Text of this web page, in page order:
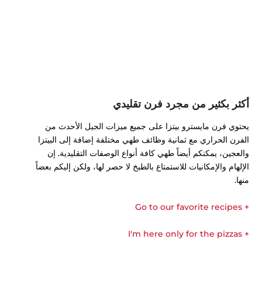
أكثر بكثير من مجرد فرن تقليدي
يحتوي فرن مايسترو بيتزا على جميع ميزات الجيل الأحدث من
الفرن الحراري مع ثمانية وظائف طهي مختلفة إضافة إلى البيتزا
والعجين، يمكنكم أيضاً طهي كافة أنواع الوصفات التقليدية. إن
الإلهام والإمكانيات للاستمتاع بالطبخ لا حصر لها، ولكن إليكم بعضاً
منها.
+ Go to our favorite recipes
+ I'm here only for the pizzas